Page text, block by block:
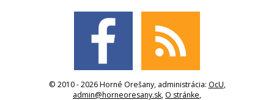
© 2010 - 2026 Horné Orešany, administrácia: OcU,
admin@horneoresany.sk, O stránke,